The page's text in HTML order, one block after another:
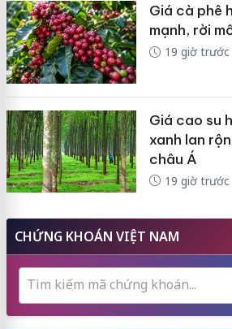
Giá cà phê
mạnh, rời
19 giờ trước
Giá cao su
xanh lan
châu Á
19 giờ trước
CHỨNG KHOÁN VIỆT NAM
Tìm kiếm mã chứng khoán...